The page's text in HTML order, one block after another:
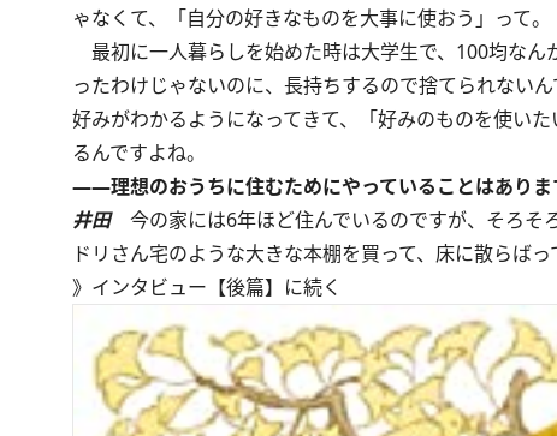
ゃなくて、「自分の好きなものを大事に使おう」って。
最初に一人暮らしを始めた時は大学生で、100均なん
ったわけじゃないのに、長持ちするので捨てられない
好みがわかるようになってきて、「好みのものを使い
るんですよね。
――理想のおうちに住むためにやっていることはありま
井田今の家には6年ほど住んでいるのですが、そろそ
ドリさん宅のような大きな本棚を買って、床に散らばっ
》 インタビュー【後篇】に続く